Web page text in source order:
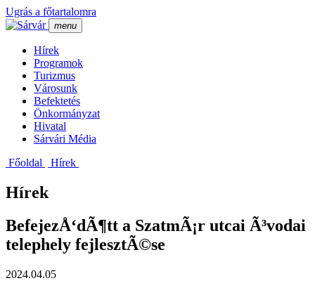
Ugrás a főtartalomra
menu
Hí­rek
Programok
Turizmus
Városunk
Befektetés
Önkormányzat
Hivatal
Sárvári Média
Főoldal
Hí­rek
Hírek
BefejezÅ‘dÃ¶tt a SzatmÃ¡r utcai Ã³vodai
telephely fejlesztÃ©se
2024.04.05